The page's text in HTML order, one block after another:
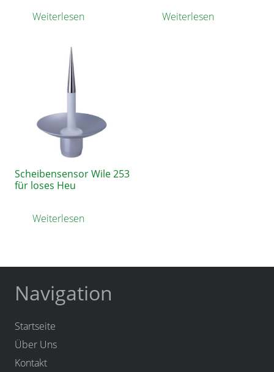
Weiterlesen Weiterlesen
Scheibensensor Wile 253
für loses Heu
Weiterlesen
Navigation
Startseite
Über Uns
Kontakt